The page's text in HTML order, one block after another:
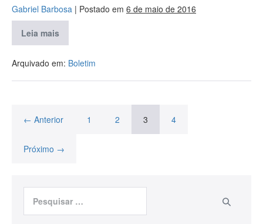
Gabriel Barbosa | Postado em 6 de maio de 2016
Leia mais
Arquivado em: Boletim
← Anterior 1 2 3 4
Próximo →